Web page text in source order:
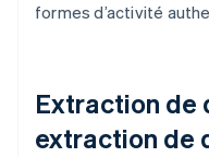
formes d’activité
Extraction de
extraction de